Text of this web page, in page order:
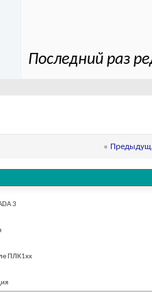
Последний раз
«
3
ПЛК1хх